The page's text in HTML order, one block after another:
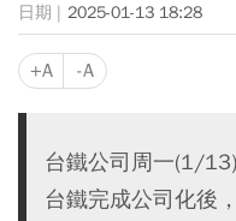
2025-01-13 18:28
+A -A
台鐵公司周一(1/
台鐵完成公司化後